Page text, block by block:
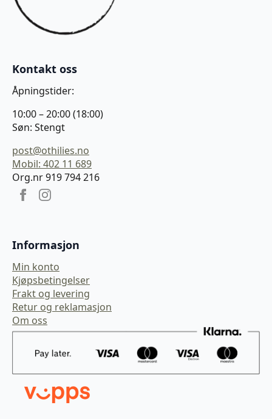
Kontakt oss
Åpningstider:
10:00 – 20:00 (18:00)
Søn: Stengt
post@othilies.no
Mobil: 402 11 689
Org.nr 919 794 216
Informasjon
Min konto
Kjøpsbetingelser
Frakt og levering
Retur og reklamasjon
Om oss